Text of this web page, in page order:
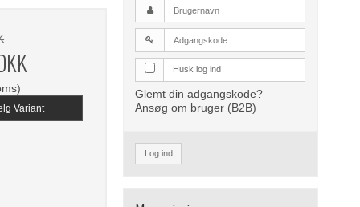
Variant
Husk log ind
Glemt din adgangskode?
Ansøg om bruger (B2B)
Log ind